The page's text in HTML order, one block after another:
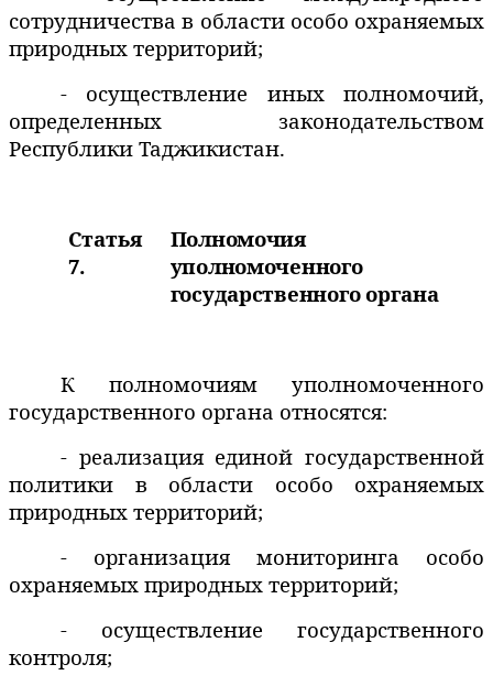
сотрудничества в области особо охраняемых
природных территорий;
- осуществление иных полномочий,
определенных законодательством
Республики Таджикистан.
Статья
7.
Полномочия
уполномоченного
государственногооргана
К полномочиям уполномоченного
государственного органа относятся:
- реализация единой государственной
политики в области особо охраняемых
природных территорий;
- организация мониторинга особо
охраняемых природных территорий;
- осуществление государственного
контроля;